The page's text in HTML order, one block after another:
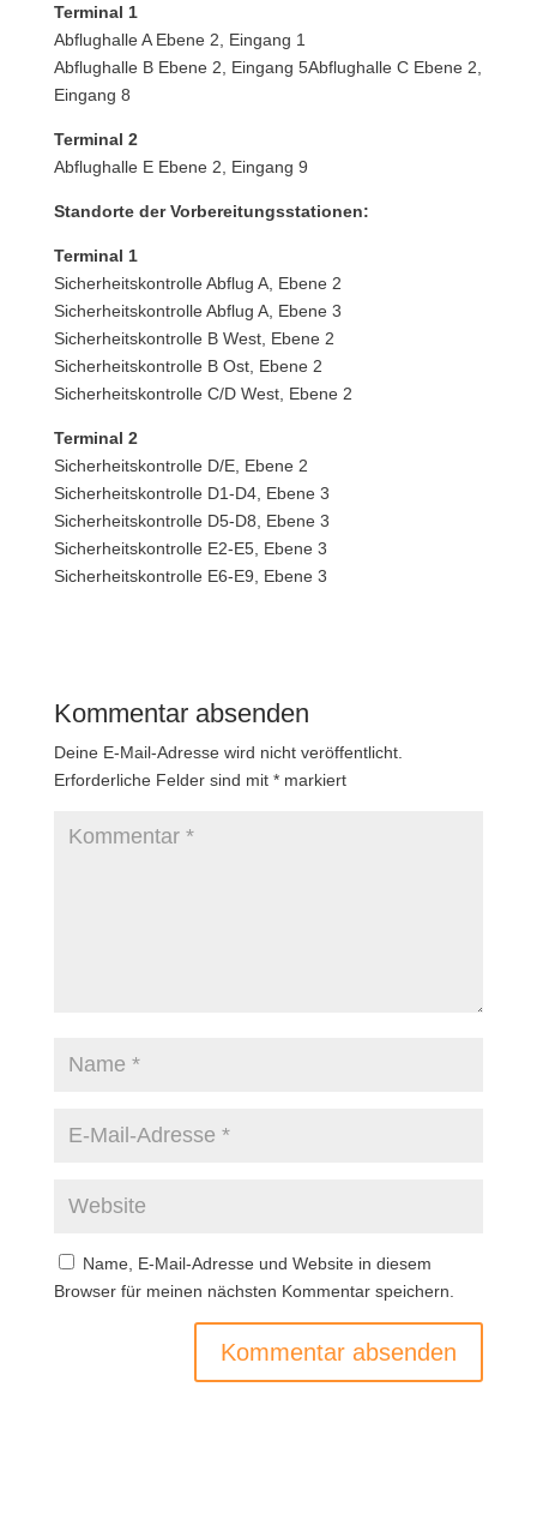
Terminal 1
Abflughalle A Ebene 2, Eingang 1
Abflughalle B Ebene 2, Eingang 5Abflughalle C Ebene 2,
Eingang 8
Terminal 2
Abflughalle E Ebene 2, Eingang 9
Standorte der Vorbereitungsstationen:
Terminal 1
Sicherheitskontrolle Abflug A, Ebene 2
Sicherheitskontrolle Abflug A, Ebene 3
Sicherheitskontrolle B West, Ebene 2
Sicherheitskontrolle B Ost, Ebene 2
Sicherheitskontrolle C/D West, Ebene 2
Terminal 2
Sicherheitskontrolle D/E, Ebene 2
Sicherheitskontrolle D1-D4, Ebene 3
Sicherheitskontrolle D5-D8, Ebene 3
Sicherheitskontrolle E2-E5, Ebene 3
Sicherheitskontrolle E6-E9, Ebene 3
Kommentar absenden
Deine E-Mail-Adresse wird nicht veröffentlicht.
Erforderliche Felder sind mit *markiert
Name, E-Mail-Adresse und Website in diesem
Browser für meinen nächsten Kommentar speichern.